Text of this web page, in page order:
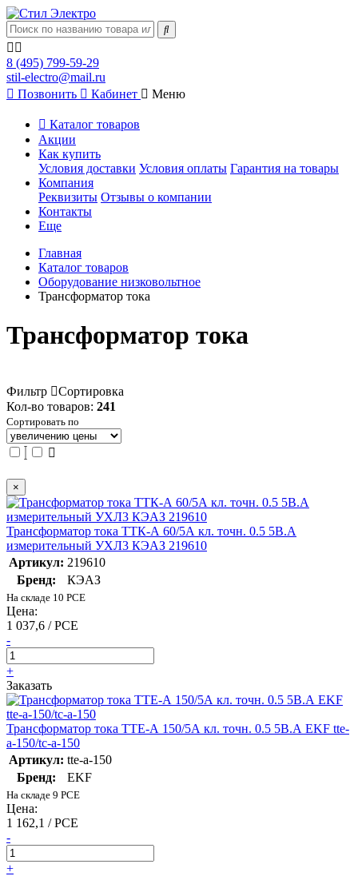
8 (495) 799-59-29
stil-electro@mail.ru
Позвонить
Кабинет Меню
Каталог товаров
Акции
Как купить
Условия доставки Условия оплаты Гарантия на товары
Компания
Реквизиты Отзывы о компании
Контакты
Еще
Главная
Каталог товаров
Оборудование низковольтное
Трансформатор тока
Трансформатор тока
Фильтр
Сортировка
Кол-во товаров: 241
Сортировать по
×
Трансформатор тока ТТК-А 60/5А кл. точн. 0.5 5В.А
измерительный УХЛ3 КЭАЗ 219610
Артикул: 219610
Бренд:
КЭАЗ
На складе 10 PCE
Цена:
1 037,6 / PCE
-
+
Заказать
Трансформатор тока ТТЕ-А 150/5А кл. точн. 0.5 5В.А EKF tte-
a-150/tc-a-150
Артикул: tte-a-150
Бренд:
EKF
На складе 9 PCE
Цена:
1 162,1 / PCE
-
+